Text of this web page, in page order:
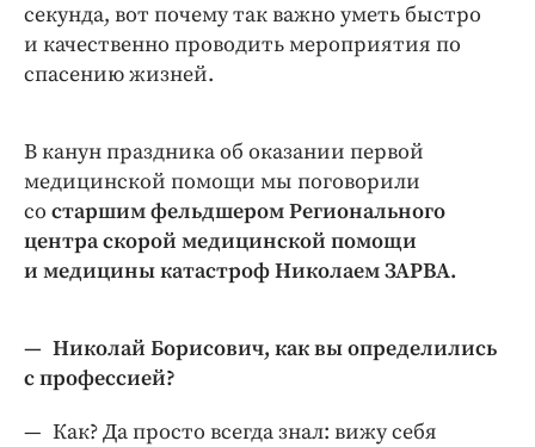
Бренд года
Работодатель года
секунда, вот почему так важно уметь быстро
и качественно проводить мероприятия по
спасению жизней.
В канун праздника об оказании первой
медицинской помощи мы поговорили
со старшим фельдшером Регионального
центра скорой медицинской помощи
и медицины катастроф Николаем ЗАРВА.
— Николай Борисович, как вы определились
с профессией?
— Как? Да просто всегда знал: вижу себя